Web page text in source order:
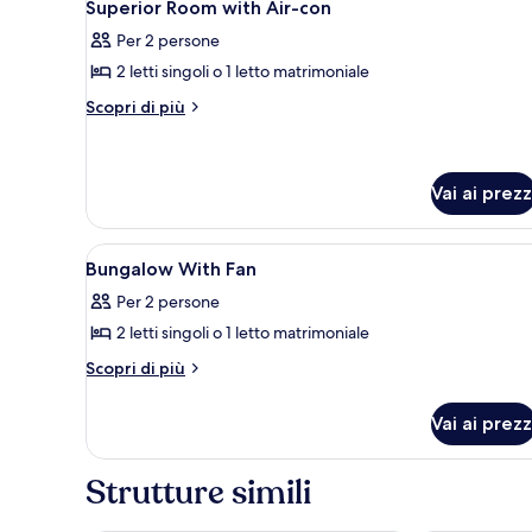
tutte
le
foto
per
Air-
con
Superior Room with Air-con
Per 2 persone
2 letti singoli o 1 letto matrimoniale
Scopri di più
Altri
with
Air-
con
Vai ai
Apri
tutte
le
foto
per
Fan
5
Bungalow With Fan
Per 2 persone
2 letti singoli o 1 letto matrimoniale
Scopri di più
Altri
With
Vai ai
Strutture simili